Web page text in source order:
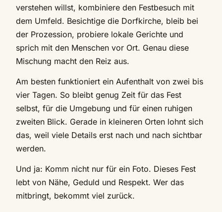
verstehen willst, kombiniere den Festbesuch mit
dem Umfeld. Besichtige die Dorfkirche, bleib bei
der Prozession, probiere lokale Gerichte und
sprich mit den Menschen vor Ort. Genau diese
Mischung macht den Reiz aus.
Am besten funktioniert ein Aufenthalt von zwei bis
vier Tagen. So bleibt genug Zeit für das Fest
selbst, für die Umgebung und für einen ruhigen
zweiten Blick. Gerade in kleineren Orten lohnt sich
das, weil viele Details erst nach und nach sichtbar
werden.
Und ja: Komm nicht nur für ein Foto. Dieses Fest
lebt von Nähe, Geduld und Respekt. Wer das
mitbringt, bekommt viel zurück.